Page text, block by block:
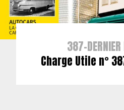
387-DERNIER
Charge Utile n°